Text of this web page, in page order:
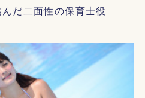
だ二面性の保育士役